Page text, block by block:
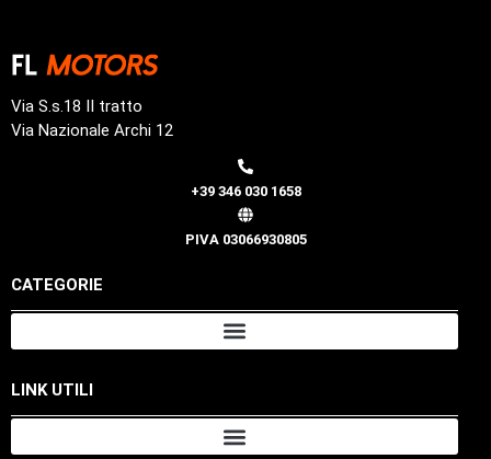
Via S.s.18 II tratto
Via Nazionale Archi 12
+39 346 030 1658
PIVA 03066930805
CATEGORIE
LINK UTILI